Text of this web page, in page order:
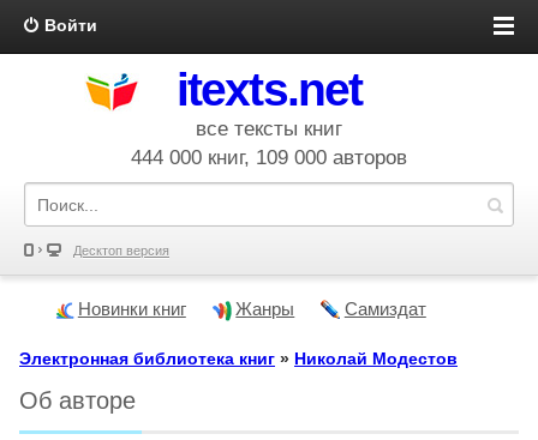
Войти
itexts.net
все тексты книг
444 000 книг, 109 000 авторов
Десктоп версия
Новинки книг Жанры Самиздат
Электронная библиотека книг » Николай Модестов
Об авторе